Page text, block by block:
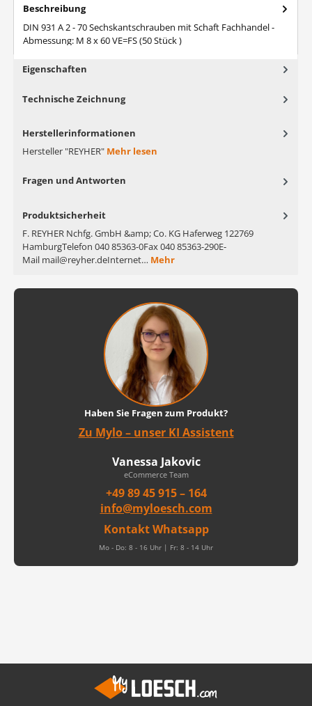
Beschreibung
DIN 931 A 2 - 70 Sechskantschrauben mit Schaft Fachhandel -
Abmessung: M 8 x 60 VE=FS (50 Stück )
Eigenschaften
Technische Zeichnung
Herstellerinformationen
Hersteller "REYHER" Mehr lesen
Fragen und Antworten
Produktsicherheit
F. REYHER Nchfg. GmbH &amp; Co. KG Haferweg 122769
HamburgTelefon 040 85363-0Fax 040 85363-290E-
Mail mail@reyher.deInternet… Mehr
Haben Sie Fragen zum Produkt?
Zu Mylo – unser KI Assistent
Vanessa Jakovic
eCommerce Team
+49 89 45 915 – 164
info@myloesch.com
Kontakt Whatsapp
Mo - Do: 8 - 16 Uhr | Fr: 8 - 14 Uhr